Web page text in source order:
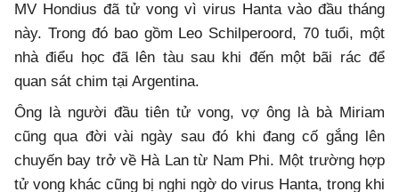
MV Hondius đã tử vong vì virus Hanta vào đầu tháng
này. Trong đó bao gồm Leo Schilperoord, 70 tuổi, một
nhà điểu học đã lên tàu sau khi đến một bãi rác để
quan sát chim tại Argentina.
Ông là người đầu tiên tử vong, vợ ông là bà Miriam
cũng qua đời vài ngày sau đó khi đang cố gắng lên
chuyến bay trở về Hà Lan từ Nam Phi. Một trường hợp
tử vong khác cũng bị nghi ngờ do virus Hanta, trong khi